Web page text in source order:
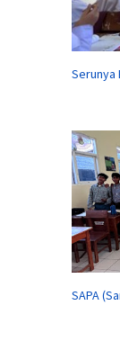
Serunya
SAPA